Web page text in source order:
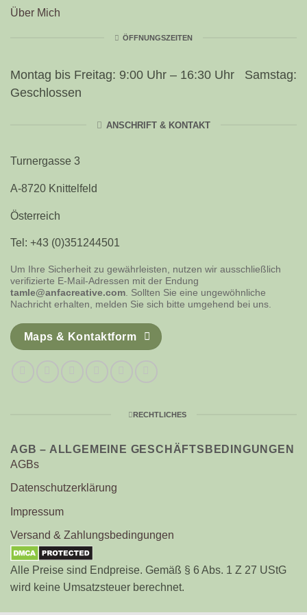
Trauerkerze für stille Abschiedsmomente
Geschenk für Hinterbliebene oder persönliche Altäre
Über Mich
ÖFFNUNGSZEITEN
Montag bis Freitag: 9:00 Uhr – 16:30 Uhr Samstag:
Geschlossen
ANSCHRIFT & KONTAKT
Turnergasse 3
A-8720 Knittelfeld
Österreich
Tel: +43 (0)351244501
Um Ihre Sicherheit zu gewährleisten, nutzen wir ausschließlich
verifizierte E-Mail-Adressen mit der Endung
tamle@anfacreative.com . Sollten Sie eine ungewöhnliche
Nachricht erhalten, melden Sie sich bitte umgehend bei uns.
Maps & Kontaktform
RECHTLICHES
AGB – ALLGEMEINE GESCHÄFTSBEDINGUNGEN
AGBs
Datenschutzerklärung
Impressum
Versand & Zahlungsbedingungen
Alle Preise sind Endpreise. Gemäß § 6 Abs. 1 Z 27 UStG
wird keine Umsatzsteuer berechnet.